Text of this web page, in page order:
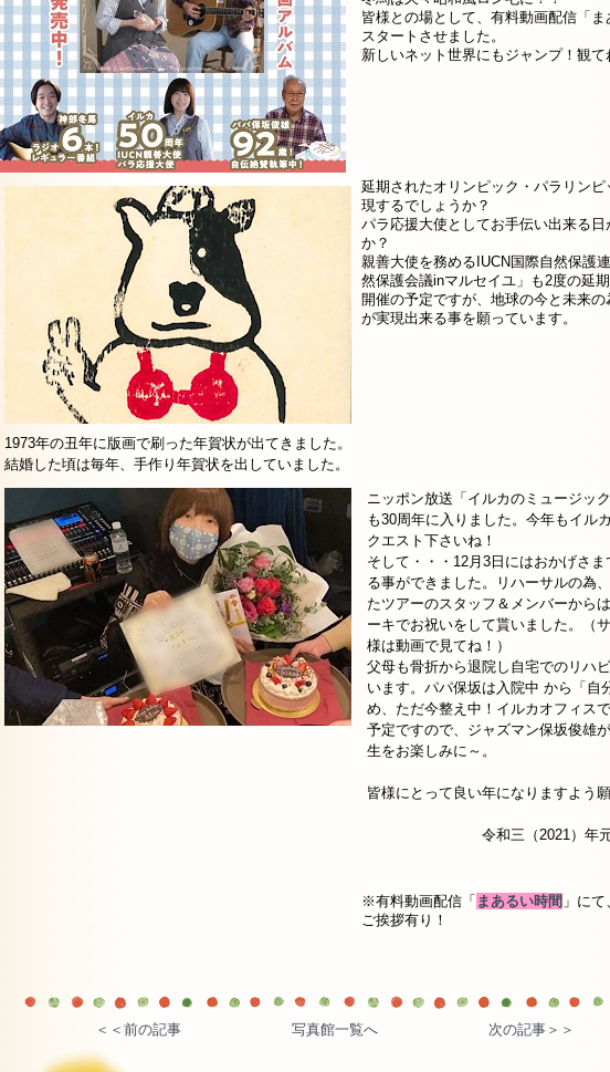
皆様との場として、有料動画配信「ま
スタートさせました。
新しいネット世界にもジャンプ！観て
1973年の丑年に版画で刷った年賀状が出てきました。
結婚した頃は毎年、手作り年賀状を出していました。
延期されたオリンピック・パラリン
現するでしょうか？
パラ応援大使としてお手伝い出来る日
か？
親善大使を務めるIUCN国際自然保護
然保護会議inマルセイユ」も2度の延
開催の予定ですが、地球の今と未来
が実現出来る事を願っています。
ニッポン放送「イルカのミュージック
も30周年に入りました。今年もイル
クエスト下さいね！
そして・・・12月3日にはおかげさま
る事ができました。リハーサルの為
たツアーのスタッフ＆メンバーから
ーキでお祝いをして貰いました。（
様は動画で見てね！）
父母も骨折から退院し自宅でのリハ
います。パパ保坂は入院中 から「自
め、ただ今整え中！イルカオフィス
予定ですので、ジャズマン保坂俊雄
生をお楽しみに～。
皆様にとって良い年になりますよう願
令和三（2021）年元
※有料動画配信「 まあるい時間 」に
ご挨拶有り！
＜＜前の記事 写真館一覧へ 次の記事＞＞